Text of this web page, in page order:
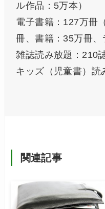
ル作品：5万本）
電子書籍：127万冊
冊、書籍：35万冊、
雑誌読み放題：210
キッズ（児童書）読
関連記事